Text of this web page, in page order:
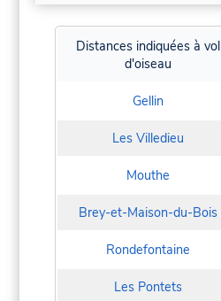
Distances indiquées à vol
d'oiseau
Gellin
Les Villedieu
Mouthe
Brey-et-Maison-du-Bois
Rondefontaine
Les Pontets